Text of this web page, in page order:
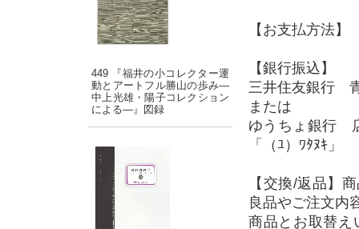
449 『福井の小コレクター運
動とアートフル勝山の歩み―
中上光雄・陽子コレクション
による―』図録
【お支払方法】
【銀行振込】
三井住友銀行
または
ゆうちょ銀行
「（ﾕ）ﾜﾀﾇｷ」
【交換/返品】
良品やご注文内
商品とお取替え